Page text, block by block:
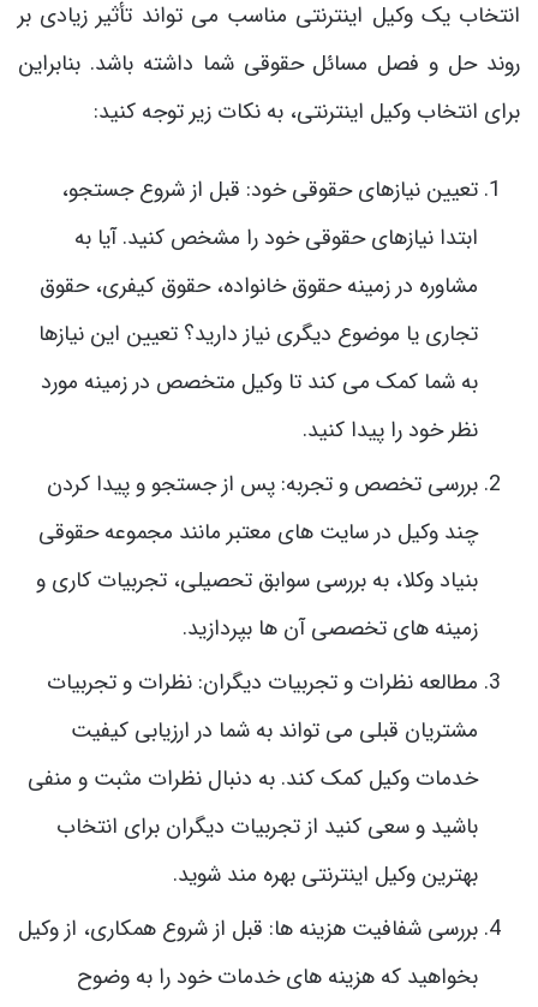
انتخاب یک وکیل اینترنتی مناسب می تواند تأثیر زیادی بر
روند حل و فصل مسائل حقوقی شما داشته باشد. بنابراین
برای انتخاب وکیل اینترنتی، به نکات زیر توجه کنید:
تعیین نیازهای حقوقی خود: قبل از شروع جستجو،
ابتدا نیازهای حقوقی خود را مشخص کنید. آیا به
مشاوره در زمینه حقوق خانواده، حقوق کیفری، حقوق
تجاری یا موضوع دیگری نیاز دارید؟ تعیین این نیازها
به شما کمک می کند تا وکیل متخصص در زمینه مورد
نظر خود را پیدا کنید.
بررسی تخصص و تجربه: پس از جستجو و پیدا کردن
چند وکیل در سایت های معتبر مانند مجموعه حقوقی
بنیاد وکلا، به بررسی سوابق تحصیلی، تجربیات کاری و
زمینه های تخصصی آن ها بپردازید.
مطالعه نظرات و تجربیات دیگران: نظرات و تجربیات
مشتریان قبلی می تواند به شما در ارزیابی کیفیت
خدمات وکیل کمک کند. به دنبال نظرات مثبت و منفی
باشید و سعی کنید از تجربیات دیگران برای انتخاب
بهترین وکیل اینترنتی بهره مند شوید.
بررسی شفافیت هزینه ها: قبل از شروع همکاری، از وکیل
بخواهید که هزینه های خدمات خود را به وضوح